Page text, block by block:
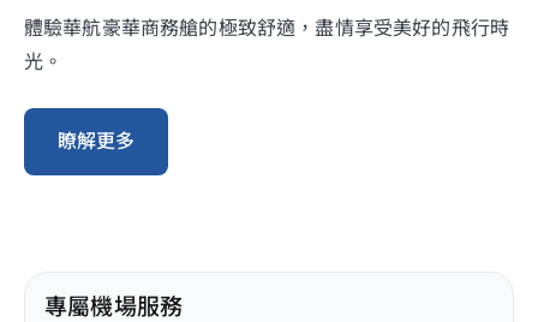
體驗華航豪華商務艙的極致舒適，盡情享受美好的飛行時
光。
瞭解更多
專屬機場服務